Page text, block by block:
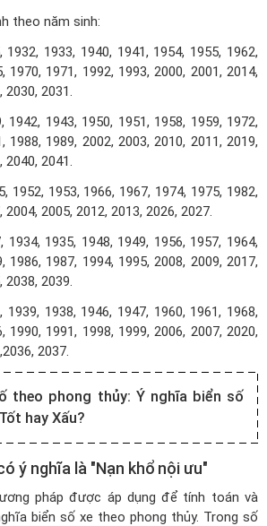
theo năm sinh:
1932, 1933, 1940, 1941, 1954, 1955, 1962,
1970, 1971, 1992, 1993, 2000, 2001, 2014,
2030, 2031.
1942, 1943, 1950, 1951, 1958, 1959, 1972,
1988, 1989, 2002, 2003, 2010, 2011, 2019,
2040, 2041.
1952, 1953, 1966, 1967, 1974, 1975, 1982,
2004, 2005, 2012, 2013, 2026, 2027.
1934, 1935, 1948, 1949, 1956, 1957, 1964,
1986, 1987, 1994, 1995, 2008, 2009, 2017,
2038, 2039.
1939, 1938, 1946, 1947, 1960, 1961, 1968,
1990, 1991, 1998, 1999, 2006, 2007, 2020,
2037.
theo phong thủy: Ý nghĩa biển số
hay Xấu?
ý nghĩa là "Nạn khổ nội ưu"
pháp được áp dụng để tính toán và
biển số xe theo phong thủy. Trong số